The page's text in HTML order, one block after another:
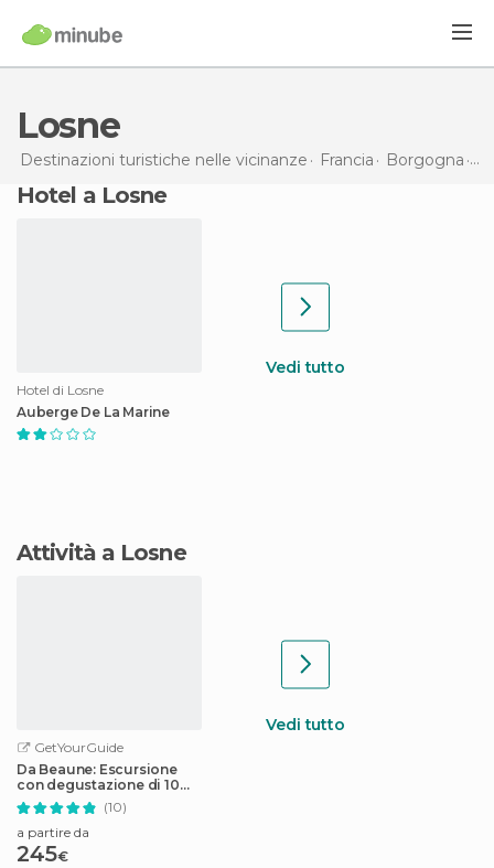
Losne
Destinazioni turistiche nelle vicinanze Francia Borgogna
Hotel a Losne
Hotel di Losne
Auberge De La Marine
Vedi tutto
Attività a Losne
GetYourGuide
Da Beaune: Escursione
con degustazione di 10
vini Grand Cru della
Borgogna
(10)
a partire da
245€
Vedi tutto